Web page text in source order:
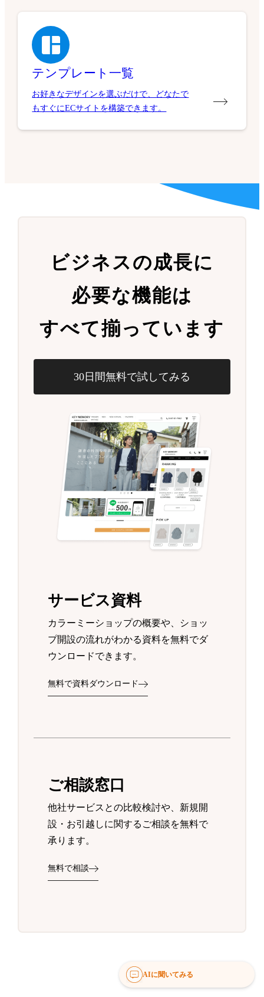
テンプレート一覧
お好きなデザインを選ぶだけで、どなたで
もすぐにECサイトを構築できます。
ビジネスの成長に
必要な機能は
すべて揃っています
30日間無料で試してみる
サービス資料
カラーミーショップの概要や、ショッ
プ開設の流れがわかる資料を無料でダ
ウンロードできます。
無料で資料ダウンロード
ご相談窓口
他社サービスとの比較検討や、新規開
設・お引越しに関するご相談を無料で
承ります。
無料で相談
AIに聞いてみる